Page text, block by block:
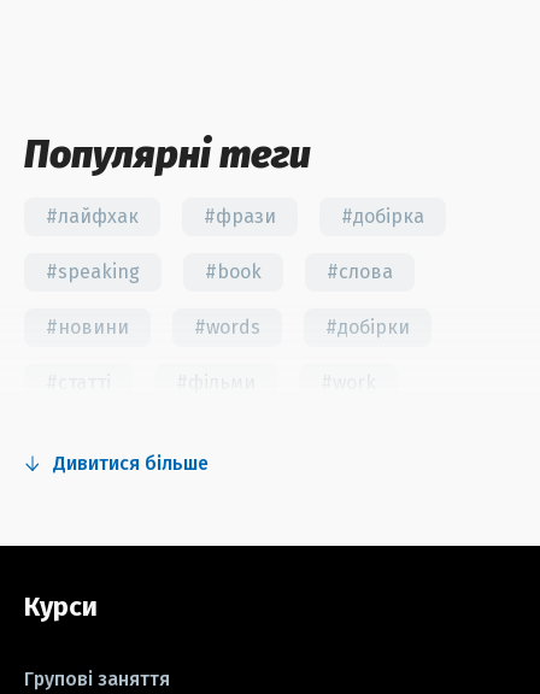
Популярні теги
#лайфхак #фрази #добірка
#speaking #book #слова
#новини #words #добірки
#grammar #writing #вправи
#пісні
Дивитися більше
Курси
Групові заняття